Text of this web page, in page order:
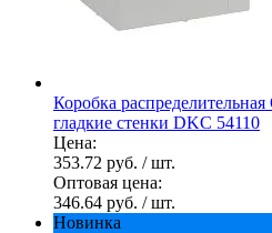
Коробка
гладкие стенки DKC 54110
Цена:
353.72 руб. / шт.
Оптовая цена:
346.64 руб. / шт.
Новинка